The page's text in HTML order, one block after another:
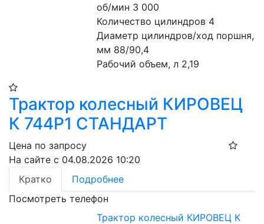
об/мин 3 000
Количество цилиндров 4
Диаметр цилиндров/ход поршня,
мм 88/90,4
Рабочий объем, л 2,19
Трактор колесный КИРОВЕЦ
К 744Р1 СТАНДАРТ
Цена по запросу
На сайте с 04.08.2026 10:20
Кратко
Подробнее
Посмотреть телефон
Трактор колесный КИРОВЕЦ К